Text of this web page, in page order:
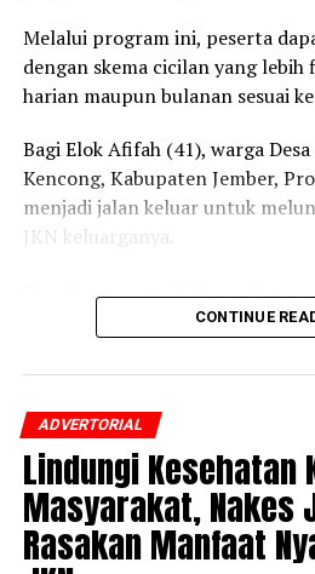
Melalui program ini, peserta
dengan skema cicilan yang lebih
harian maupun bulanan sesuai
Bagi Elok Afifah (41), warga
Kencong, Kabupaten Jember,
menjadi jalan keluar untuk
JKN keluarganya.
Bukan Penerima Upah) dan BP
mengetahui adanya program
Setelah mendapatkan penjelasan
Kesehatan mengenai skema
pendaftarannya, ia pun
Program REHAB 3.0.
CONTINUE
ADVERTORIAL
Lindungi Kesehatan
Masyarakat, Nakes
Rasakan Manfaat